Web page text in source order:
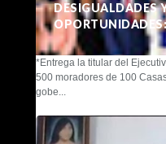
DESIGUALDADES
*Entrega la titular del
500 moradores de 100
gobe...